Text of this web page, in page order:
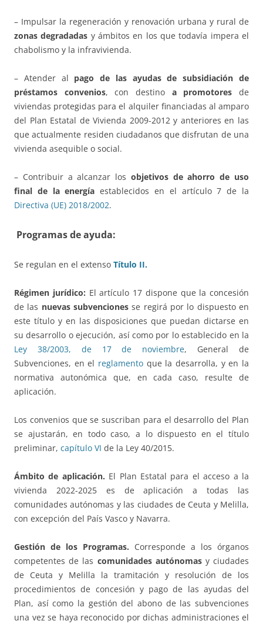
– Impulsar la regeneración y renovación urbana y rural de
zonas degradadas y ámbitos en los que todavía impera el
chabolismo y la infravivienda.
– Atender al pago de las ayudas de subsidiación de
préstamos convenios, con destino a promotores de
viviendas protegidas para el alquiler financiadas al amparo
del Plan Estatal de Vivienda 2009-2012 y anteriores en las
que actualmente residen ciudadanos que disfrutan de una
vivienda asequible o social.
– Contribuir a alcanzar los objetivos de ahorro de uso
final de la energía establecidos en el artículo 7 de la
Directiva (UE) 2018/2002.
Programas de ayuda:
Se regulan en el extenso Título II.
Régimen jurídico: El artículo 17 dispone que la concesión
de las nuevas subvenciones se regirá por lo dispuesto en
este título y en las disposiciones que puedan dictarse en
su desarrollo o ejecución, así como por lo establecido en la
Ley 38/2003, de 17 de noviembre, General de
Subvenciones, en el reglamento que la desarrolla, y en la
normativa autonómica que, en cada caso, resulte de
aplicación.
Los convenios que se suscriban para el desarrollo del Plan
se ajustarán, en todo caso, a lo dispuesto en el título
preliminar, capítulo VI de la Ley 40/2015.
Ámbito de aplicación. El Plan Estatal para el acceso a la
vivienda 2022-2025 es de aplicación a todas las
comunidades autónomas y las ciudades de Ceuta y Melilla,
con excepción del País Vasco y Navarra.
Gestión de los Programas. Corresponde a los órganos
competentes de las comunidades autónomasy ciudades
de Ceuta y Melilla la tramitación y resolución de los
procedimientos de concesión y pago de las ayudas del
Plan, así como la gestión del abono de las subvenciones
una vez se haya reconocido por dichas administraciones el